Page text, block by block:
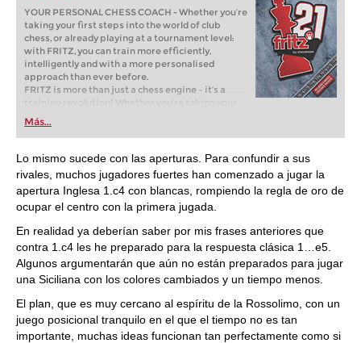
YOUR PERSONAL CHESS COACH - Whether you’re
taking your first steps into the world of club
chess, or already playing at a tournament level:
with FRITZ, you can train more efficiently,
intelligently and with a more personalised
approach than ever before.
FRITZ is more than just a chess engine – it’s a
training revolution! Whether you’re taking your
first steps into the world of club chess, or already
playing at a tournament level: with FRITZ, you can
train more efficiently, intelligently and with a
more personalised approach than ever before.
Más...
Lo mismo sucede con las aperturas. Para confundir a sus
rivales, muchos jugadores fuertes han comenzado a jugar la
apertura Inglesa 1.c4 con blancas, rompiendo la regla de oro de
ocupar el centro con la primera jugada.
En realidad ya deberían saber por mis frases anteriores que
contra 1.c4 les he preparado para la respuesta clásica 1…e5.
Algunos argumentarán que aún no están preparados para jugar
una Siciliana con los colores cambiados y un tiempo menos.
El plan, que es muy cercano al espíritu de la Rossolimo, con un
juego posicional tranquilo en el que el tiempo no es tan
importante, muchas ideas funcionan tan perfectamente como si